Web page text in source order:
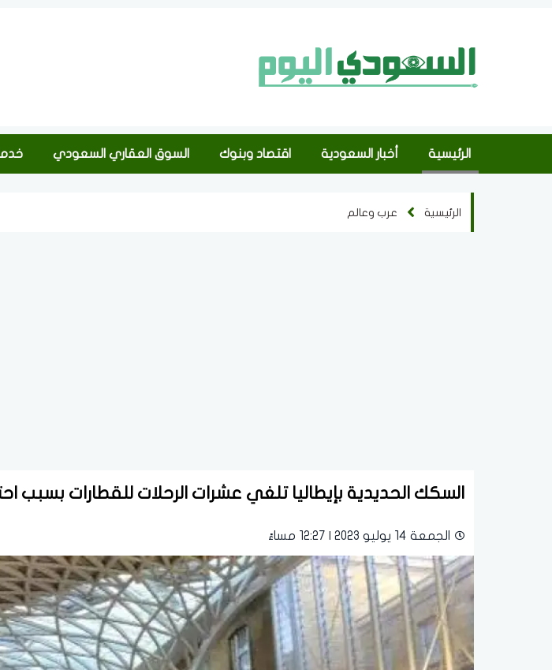
الرئيسية أخبار السعودية اقتصاد وبنوك السوق العقاري السعودي
الرئيسية عرب وعالم
السكك الحديدية بإيطاليا تلغي عشرات الرحلات للقطارات بسبب
الجمعة 14 يوليو 2023 | 12:27 مساءً